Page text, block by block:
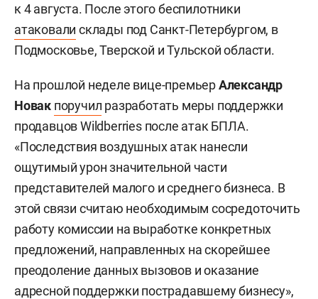
к 4 августа. После этого беспилотники
атаковали склады под Санкт-Петербургом, в
Подмосковье, Тверской и Тульской области.
На прошлой неделе вице-премьерАлександр
Новак поручил разработать меры поддержки
продавцов Wildberries после атак БПЛА.
«Последствия воздушных атак нанесли
ощутимый урон значительной части
представителей малого и среднего бизнеса. В
этой связи считаю необходимым сосредоточить
работу комиссии на выработке конкретных
предложений, направленных на скорейшее
преодоление данных вызовов и оказание
адресной поддержки пострадавшему бизнесу»,